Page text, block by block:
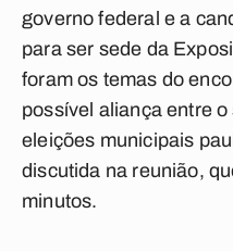
governo federal e a
para ser sede da
foram os temas do
possível aliança entre
eleições municipais
discutida na reunião,
minutos.